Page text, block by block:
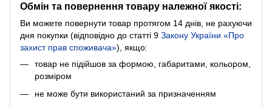
Обмін та повернення товару належної якості:
Ви можете повернути товар протягом 14 днів, не рахуючи
дня покупки (відповідно до статті 9 Закону України «Про
захист прав споживача»), якщо:
товар не підійшов за формою, габаритами, кольором,
розміром
не може бути використаний за призначенням